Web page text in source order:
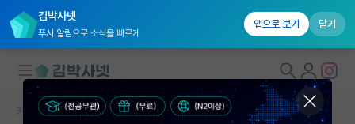
김박사넷
푸시 알림으로 소식을 빠르게
앱으로 보기 닫기
커뮤니티 홈 자유 게시판(아무개랩)